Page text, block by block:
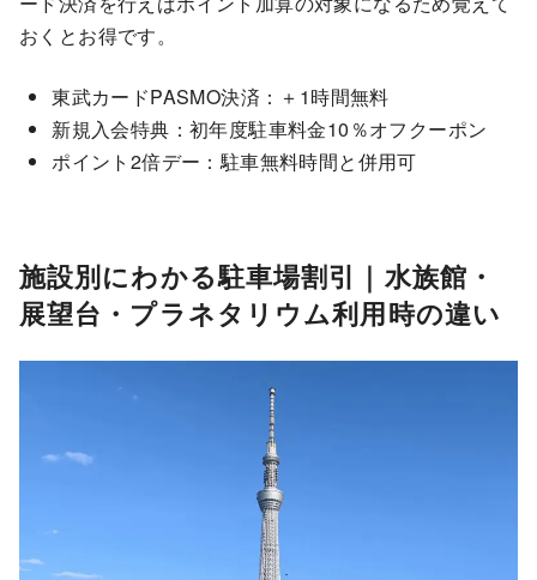
おくとお得です。
東武カードPASMO決済：＋1時間無料
新規入会特典：初年度駐車料金10％オフクーポン
ポイント2倍デー：駐車無料時間と併用可
施設別にわかる駐車場割引｜水族館・
展望台・プラネタリウム利用時の違い